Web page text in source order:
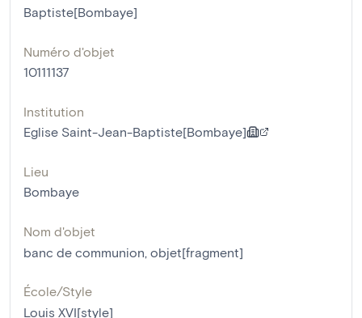
Baptiste[Bombaye]
Numéro d'objet
10111137
Institution
Eglise Saint-Jean-Baptiste[Bombaye]
Lieu
Bombaye
Nom d'objet
banc de communion, objet[fragment]
École/Style
Louis XVI[style]